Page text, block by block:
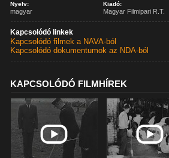
Nyelv:
magyar
Kiadó:
Magyar Filmipari R.T.
Kapcsolódó linkek
Kapcsolódó filmek a NAVA-ból
Kapcsolódó dokumentumok az NDA-ból
KAPCSOLÓDÓ FILMHÍREK